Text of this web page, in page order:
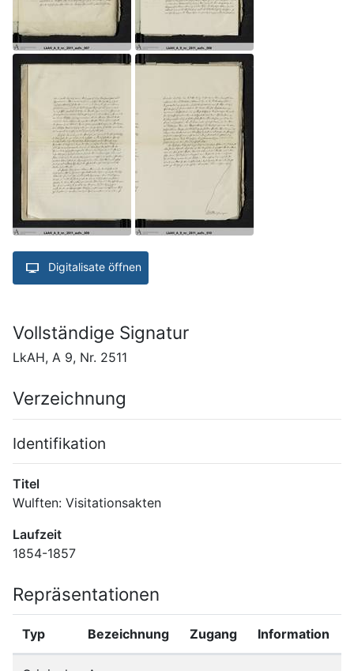
Digitalisate öffnen
Vollständige Signatur
LkAH, A 9, Nr. 2511
Verzeichnung
Identifikation
Titel
Wulften: Visitationsakten
Laufzeit
1854-1857
Repräsentationen
Typ Bezeichnung Zugang Information